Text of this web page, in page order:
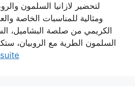
لتحضير لازانيا السلمون
ومثالية للمناسبات الخاصة
الكريمي من صلصة البشاميل،
السلمون الطرية مع الروبيان،